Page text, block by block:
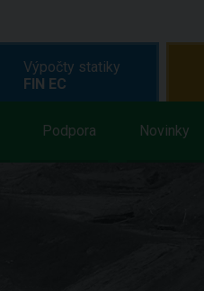
Podpora Novinky
Výpočty statiky
FIN EC